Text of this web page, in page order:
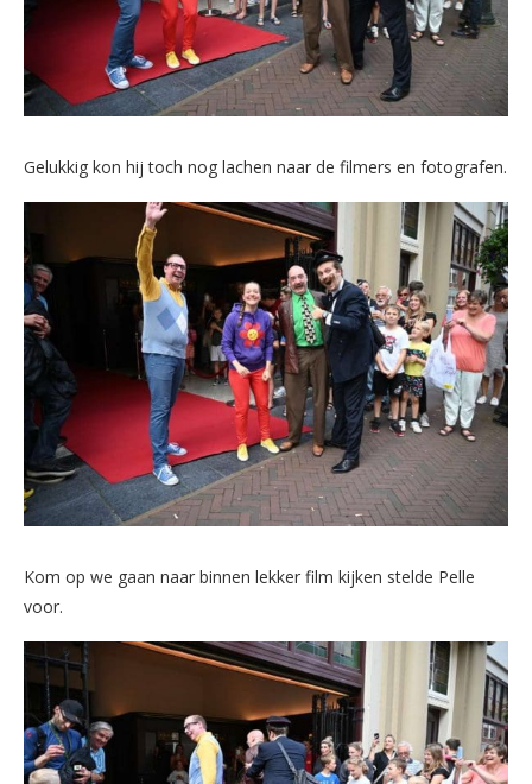
Gelukkig kon hij toch nog lachen naar de filmers en fotografen.
Kom op we gaan naar binnen lekker film kijken stelde Pelle
voor.